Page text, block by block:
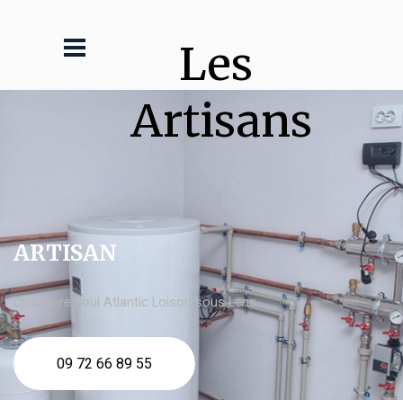
Les
Artisans
ARTISAN
chaudière fioul Atlantic Loison sous Lens
09 72 66 89 55